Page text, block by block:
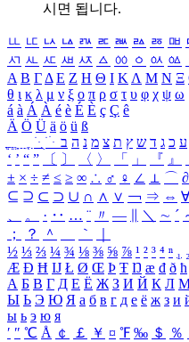
시면 됩니다.
ㅥ ㅦ ㅧ ㅨ ㅩ ㅪ ㅫ ㅬ ㅭ ㅮ
ㅺ ㅻ ㅼ ㅽ ㅾ ㅿ ㆀ ㆁ ㆂ ㆃ
Α Β ΓΔ Ε Ζ Η Θ Ι ΚΛ Μ Ν Ξ
θ ι κ λ μ ν ξ ο π ρ σ τ υ φ χ ψ ω
á à Á À é è É È ç Ç ê
Ä Ö Ü ä ö ü ß
ִֶֹ ֻּ ׁׂ ע כ ג ד ש ץ ת צ מ נ ה ב
‘ ’ “ ” 〔 〕 〈 〉 「 」 『 』
± × ÷ ≠ ≤ ≥ ∞ ∴ ♂ ♀ ∠ ⊥ ⌒ ∂
⊆ ⊇ ⊂ ⊃ ∪ ∩ ∧ ∨ ￢ ⇒ ⇔ ∀
、
。 · ‥ … ¨ 〃 ― ＼ ∼ ´
；
？ ＾ ｀
½ ⅓ ⅔ ¼ ¾ ⅛ ⅜ ⅝ ⅞ ¹ ² ³ ⁴ ⁿ ₁ ₂
Æ Ð Ħ Ĳ Ł Ø Œ Þ Ŧ Ŋ æ đ ð ħ
А Б В Г Д Е Ё Ж З И Й К Л
Ы Ь Э Ю Я а б в г д е ё ж з и
ы ь э ю я
′ ″ ℃ Å ￠ ￡ ￥ ¤ ℉ ‰ ＄ ％